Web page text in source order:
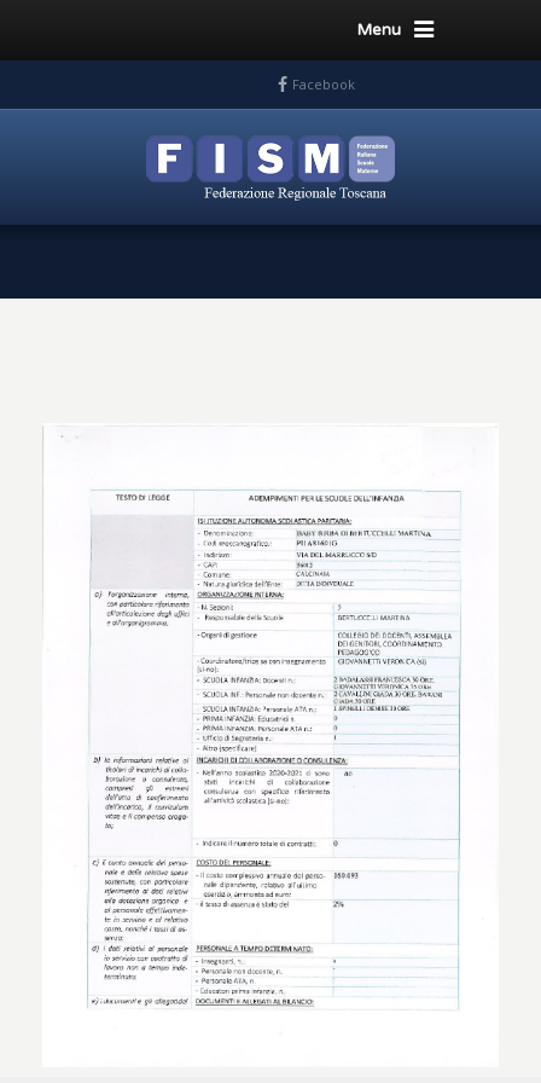
Menu
Facebook